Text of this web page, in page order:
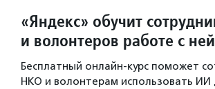
«Яндекс» обучит
и волонтеров работе с
Бесплатный онлайн-курс поможет
НКО и волонтерам использовать ИИ